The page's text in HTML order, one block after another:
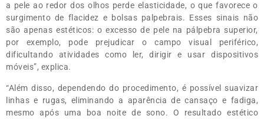
a pele ao redor dos olhos perde elasticidade, o que favorece o
surgimento de flacidez e bolsas palpebrais. Esses sinais não
são apenas estéticos: o excesso de pele na pálpebra superior,
por exemplo, pode prejudicar o campo visual periférico,
dificultando atividades como ler, dirigir e usar dispositivos
móveis”, explica.
“Além disso, dependendo do procedimento, é possível suavizar
linhas e rugas, eliminando a aparência de cansaço e fadiga,
mesmo após uma boa noite de sono. O resultado estético